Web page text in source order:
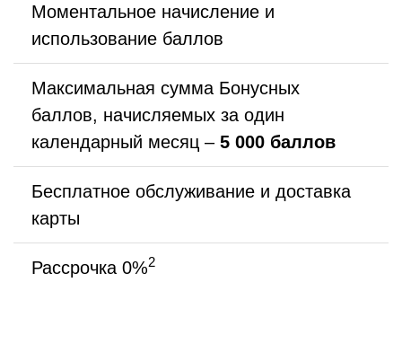
Моментальное начисление и
использование баллов
Максимальная сумма Бонусных
баллов, начисляемых за один
календарный месяц – 5 000 баллов
Бесплатное обслуживание и доставка
карты
Рассрочка 0%2